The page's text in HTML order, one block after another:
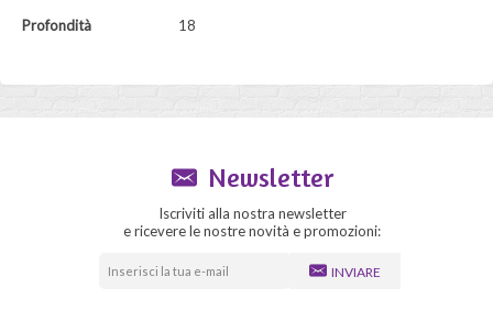
Profondità 18
Newsletter
Iscriviti alla nostra newsletter
e ricevere le nostre novità e promozioni:
INVIARE